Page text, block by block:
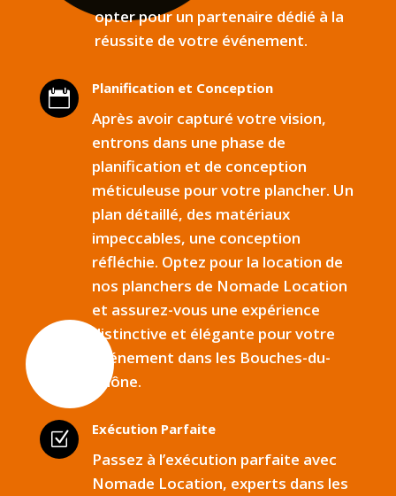
opter pour un partenaire dédié à la
réussite de votre événement.
 Planification et Conception
Après avoir capturé votre vision,
entrons dans une phase de
planification et de conception
méticuleuse pour votre plancher. Un
plan détaillé, des matériaux
impeccables, une conception
réfléchie. Optez pour la location de
nos planchers de Nomade Location
et assurez-vous une expérience
distinctive et élégante pour votre
événement dans les Bouches-du-
Rhône.
Z Exécution Parfaite
Passez à l’exécution parfaite avec
Nomade Location, experts dans les